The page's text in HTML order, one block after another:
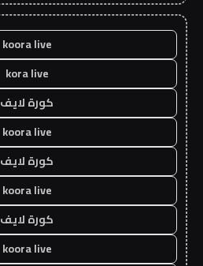
koora live
kora live
كورة لايف
koora live
كورة لايف
koora live
كورة لايف
koora live